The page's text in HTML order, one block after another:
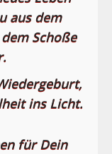
aus dem
Schoße
ins Licht.
für Dein